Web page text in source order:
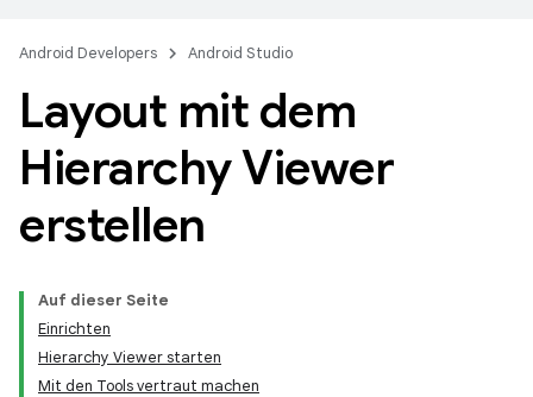
Android Developers Android Studio
Layout mit dem
Hierarchy Viewer
erstellen
Auf dieser Seite
Einrichten
Hierarchy Viewer starten
Mit den Tools vertraut machen